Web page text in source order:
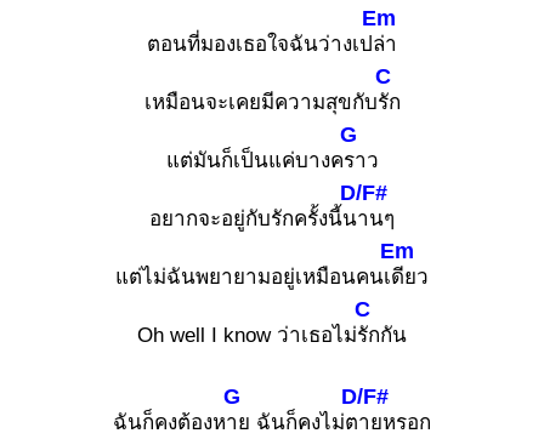
ตอนที่มองเธอใจฉันว่างเป
Em
ล่า
เหมือนจะเคยมีความสุขกับ
C
รัก
แต่มันก็เป็นแค่บางค
G
ราว
อยากจะอยู่กับรักครั้งนี้น
D/F#
านๆ
แต่ไม่ฉันพยายามอยู่เหมือนคนเ
Em
ดียว
Oh well I know ว่าเธอไม่
C
รักกัน
ฉันก็คงต้องห
G
าย ฉันก็คงไม่ต
D/F#
ายหรอก